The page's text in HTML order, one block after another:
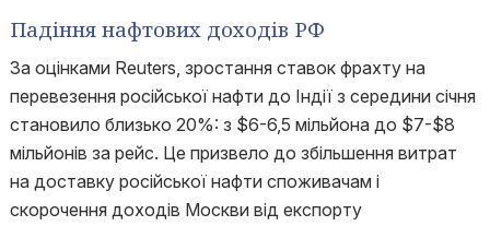
Падіння нафтових доходів РФ
За оцінками Reuters, зростання ставок фрахту на
перевезення російської нафти до Індії з середини січня
становило близько 20%: з $6-6,5 мільйона до $7-$8
мільйонів за рейс. Це призвело до збільшення витрат
на доставку російської нафти споживачам і
скорочення доходів Москви від експорту